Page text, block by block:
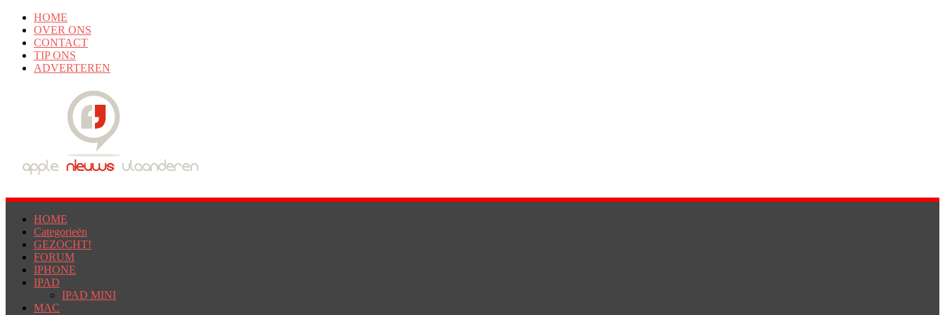
HOME
OVER ONS
CONTACT
TIP ONS
ADVERTEREN
HOME
Categorieën
GEZOCHT!
FORUM
IPHONE
IPAD
IPAD MINI
MAC